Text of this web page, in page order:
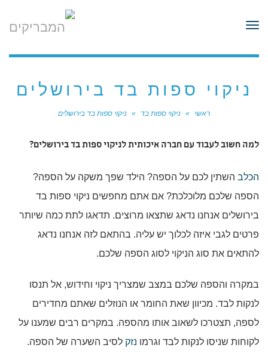
תפריט
ניקוי ספות בד בירושלים
ראשי » ניקוי ספות בד » ניקוי ספות בד בירושלים
למה חשוב לעבוד עם חברה איכותית לניקוי ספות בד בירושלים?
הכלב השתין לכם על הספה? הילד שפך משקה על הספה?
הספה שלכם מלוכלכת? אם אתם מחפשים ניקוי ספות בד
בירושלים אנחנו נדאג שתצאו מרוצים. תדאגו לתת כמה שיותר
פרטים לגבי איזה לכלוך יש עליה. בהתאם לזה אנחנו נדאג
להתאים את סוג הניקוי לסוג הספה שלכם.
במקרה והספה שלכם במצב שמצריך ניקוי וחידוש, אל תנסו
לנקות לבד. מכיוון שאת החומר או הנוזלים שאתם מחדירים
לספה, תצטרכו לשאוב אותו מהספה. במקרים רבים שמענו על
לקוחות שניסו לנקות לבד וגרמו נזק לסיב השערה של הספה.